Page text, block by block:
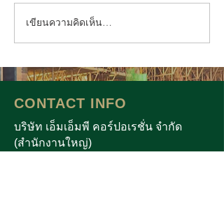
เอ็ม แรป จัดทัพสินค้าเป็น "โซลูชัน
บรรจุภัณฑ์อาหารครบวงจร" ที่
เข้าใจการใช้ชีวิตของคนไทย และ
สิ่งแวดล้อม
เขียนความคิดเห็น…
CONTACT INFO
บริษัท เอ็มเอ็มพี คอร์ปอเรชั่น จำกัด
(สำนักงานใหญ่)